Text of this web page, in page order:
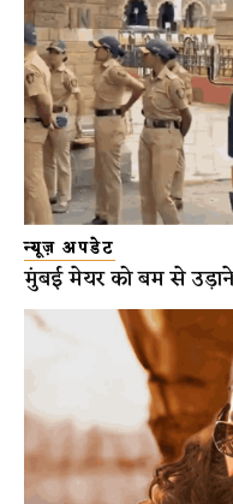
न्यूज़ अपडेट
मुंबई मेयर को बम से